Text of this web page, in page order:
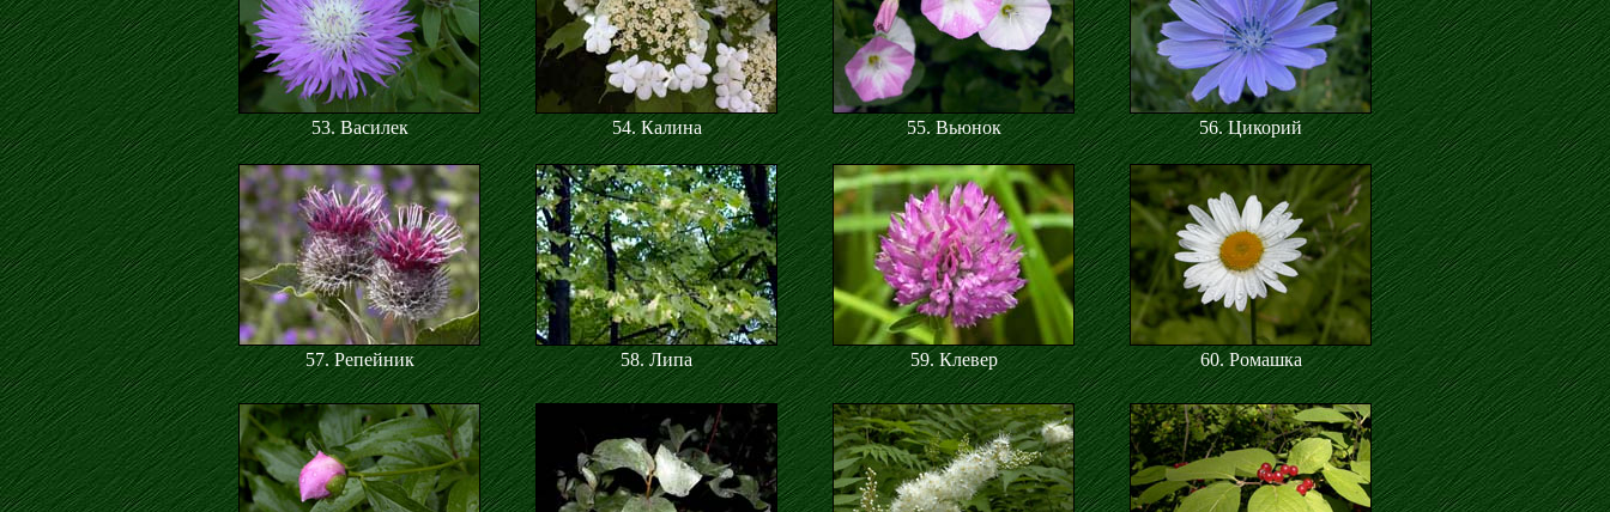
53. Василек 54. Калина 55. Вьюнок 56. Цикорий
57. Репейник 58. Липа 59. Клевер 60. Ромашка